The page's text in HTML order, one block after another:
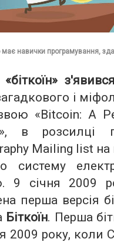
має навички програмування,
«біткоїн» з'явився
і
«Bitcoin: A
в розсилці
Mailing list
систему
9 січня 2009
перша версія
Біткоїн. Перша
2009 року, коли